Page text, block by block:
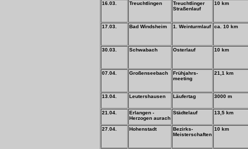
16.03.
Treuchtlingen
Treuchtlinger
Straßenlauf
10 km
17.03. Bad Windsheim 1. Weinturmlauf ca. 10 km
30.03. Schwabach Osterlauf 10 km
07.04. Großenseebach
Frühjahrs-
meeting
21,1 km
13.04. Leutershausen Läufertag 3000 m
21.04.
Erlangen -
Herzogen aurach
Städtelauf 13,5 km
27.04.
Hohenstadt
Bezirks-
Meisterschaften
10 km